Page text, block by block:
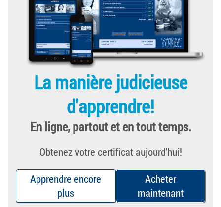
La manière judicieuse
d'apprendre!
En ligne, partout et en tout temps.
Obtenez votre certificat aujourd'hui!
Apprendre encore
plus
Acheter
maintenant